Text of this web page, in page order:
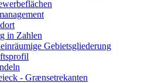
in Zahlen
Gebietsgliederung
- Grænsetrekanten